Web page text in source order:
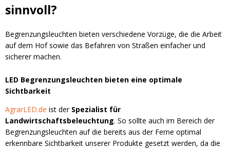
sinnvoll?
Begrenzungsleuchten bieten verschiedene Vorzüge, die die Arbeit
auf dem Hof sowie das Befahren von Straßen einfacher und
sicherer machen.
LED Begrenzungsleuchten bieten eine optimale
Sichtbarkeit
AgrarLED.de ist der Spezialist für
Landwirtschaftsbeleuchtung. So sollte auch im Bereich der
Begrenzungsleuchten auf die bereits aus der Ferne optimal
erkennbare Sichtbarkeit unserer Produkte gesetzt werden, da die